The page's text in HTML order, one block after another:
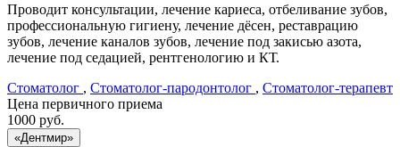
Проводит консультации, лечение кариеса, отбеливание зубов,
профессиональную гигиену, лечение дёсен, реставрацию
зубов, лечение каналов зубов, лечение под закисью азота,
лечение под седацией, рентгенологию и КТ.
Стоматолог , Стоматолог-пародонтолог , Стоматолог-терапевт
Цена первичного приема
1000 руб.
«Дентмир»